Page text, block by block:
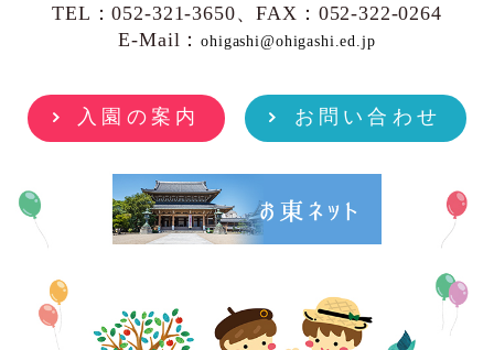
TEL：052-321-3650、FAX：052-322-0264
E-Mail：ohigashi@ohigashi.ed.jp
入園の案内 お問い合わせ